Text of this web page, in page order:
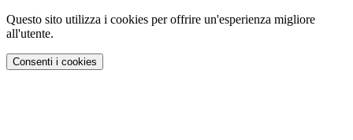
Questo sito utilizza i cookies per offrire un'esperienza migliore
all'utente.
Consenti i cookies